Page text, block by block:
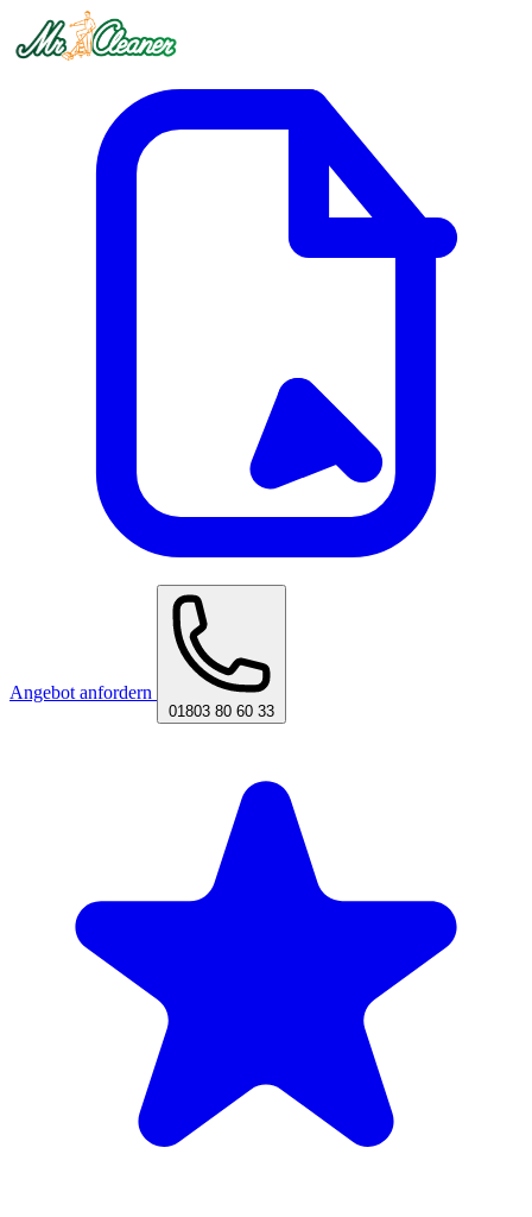
Angebot anfordern
01803 80 60 33